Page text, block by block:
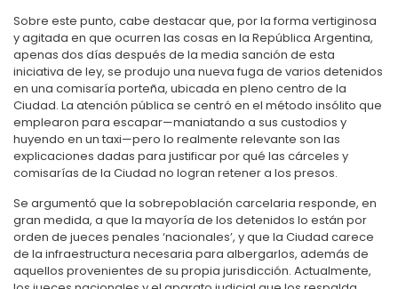
Sobre este punto, cabe destacar que, por la forma vertiginosa
y agitada en que ocurren las cosas en la República Argentina,
apenas dos días después de la media sanción de esta
iniciativa de ley, se produjo una nueva fuga de varios detenidos
en una comisaría porteña, ubicada en pleno centro de la
Ciudad. La atención pública se centró en el método insólito que
emplearon para escapar—maniatando a sus custodios y
huyendo en un taxi—pero lo realmente relevante son las
explicaciones dadas para justificar por qué las cárceles y
comisarías de la Ciudad no logran retener a los presos.
Se argumentó que la sobrepoblación carcelaria responde, en
gran medida, a que la mayoría de los detenidos lo están por
orden de jueces penales ‘nacionales’, y que la Ciudad carece
de la infraestructura necesaria para albergarlos, además de
aquellos provenientes de su propia jurisdicción. Actualmente,